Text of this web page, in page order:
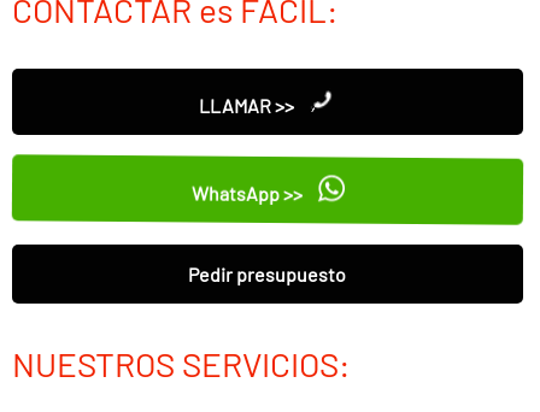
CONTACTAR es FÁCIL:
LLAMAR >>
WhatsApp >>
Pedir presupuesto
NUESTROS SERVICIOS: